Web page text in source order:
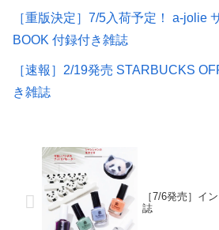
［重版決定］7/5入荷予定！ a-jolie
BOOK 付録付き雑誌
［速報］2/19発売 STARBUCKS
き雑誌
［7/6発売］イ
誌